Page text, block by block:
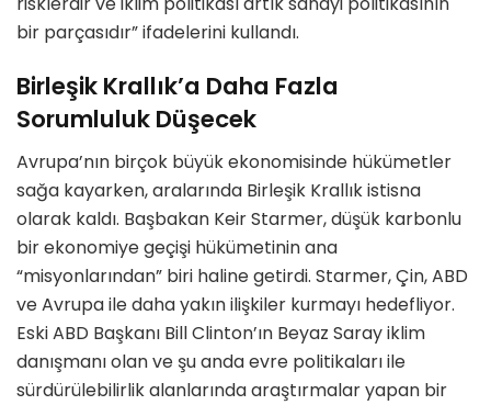
bir parçasıdır” ifadelerini kullandı.
Birleşik Krallık’a Daha Fazla
Sorumluluk Düşecek
Avrupa’nın birçok büyük ekonomisinde hükümetler
sağa kayarken, aralarında Birleşik Krallık istisna
olarak kaldı. Başbakan Keir Starmer, düşük karbonlu
bir ekonomiye geçişi hükümetinin ana
“misyonlarından” biri haline getirdi. Starmer, Çin, ABD
ve Avrupa ile daha yakın ilişkiler kurmayı hedefliyor.
Eski ABD Başkanı Bill Clinton’ın Beyaz Saray iklim
danışmanı olan ve şu anda evre politikaları ile
sürdürülebilirlik alanlarında araştırmalar yapan bir